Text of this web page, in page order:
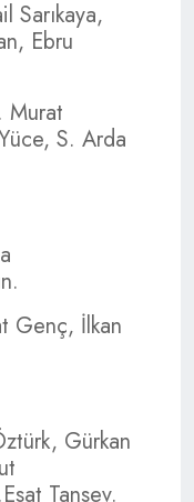
Sarıkaya,
Ebru
Murat
S. Arda
Genç, İlkan
Gürkan
Tansev.